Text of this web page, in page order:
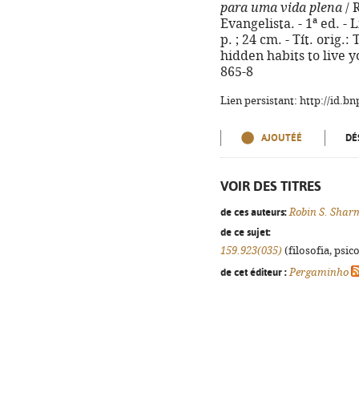
para uma vida plena /
Evangelista. - 1ª ed. -
p. ; 24 cm. - Tít. orig.:
hidden habits to live
865-8
Lien persistant: http://
AJOUTÉÉ
VOIR DES TITRES
de ces auteurs: Robin S.
de ce sujet:
159.923(035) (filosofia,
de cet éditeur : Pergaminho